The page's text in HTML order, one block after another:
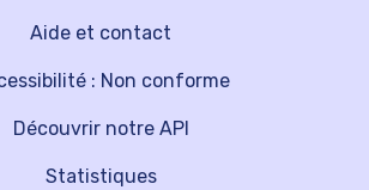
Découvrir notre API
Aide et contact
Statistiques
: Non conforme